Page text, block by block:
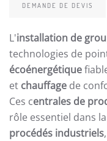
DEMANDE DE DEVIS
L'installation de
technologies de
écoénergétique
et chauffage de
Ces centrales de
rôle essentiel dans la
procédés industriels